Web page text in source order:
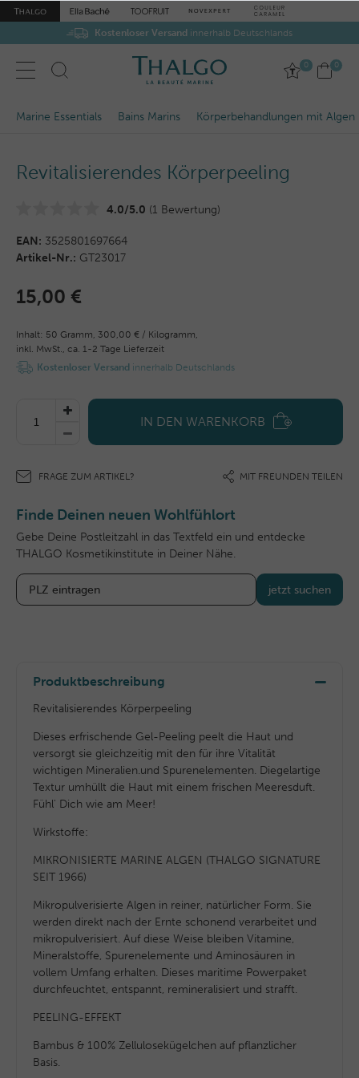
Kostenloser Versand innerhalb Deutschlands
0 0
Marine Essentials Bains Marins Körperbehandlungen mit Algen
Revitalisierendes Körperpeeling
4.0/5.0 (1 Bewertung)
EAN: 3525801697664
Artikel-Nr.: GT23017
15,00 €
Inhalt: 50 Gramm, 300,00 € / Kilogramm,
inkl. MwSt., ca. 1-2 Tage Lieferzeit
Kostenloser Versand innerhalb Deutschlands
IN DEN WARENKORB
FRAGE ZUM ARTIKEL? MIT FREUNDEN TEILEN
Finde Deinen neuen Wohlfühlort
Gebe Deine Postleitzahl in das Textfeld ein und entdecke
THALGO Kosmetikinstitute in Deiner Nähe.
jetzt suchen
Produktbeschreibung
Revitalisierendes Körperpeeling
Dieses erfrischende Gel-Peeling peelt die Haut und
versorgt sie gleichzeitig mit den für ihre Vitalität
wichtigen Mineralien.und Spurenelementen. Diegelartige
Textur umhüllt die Haut mit einem frischen Meeresduft.
Fühl' Dich wie am Meer!
Wirkstoffe:
MIKRONISIERTE MARINE ALGEN (THALGO SIGNATURE
SEIT 1966)
Mikropulverisierte Algen in reiner, natürlicher Form. Sie
werden direkt nach der Ernte schonend verarbeitet und
mikropulverisiert. Auf diese Weise bleiben Vitamine,
Mineralstoffe, Spurenelemente und Aminosäuren in
vollem Umfang erhalten. Dieses maritime Powerpaket
durchfeuchtet, entspannt, remineralisiert und strafft.
PEELING-EFFEKT
Bambus & 100% Zellulosekügelchen auf pflanzlicher
Basis.